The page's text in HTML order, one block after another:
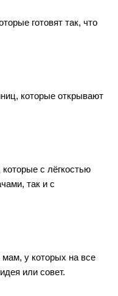
готовят так, что
которые открывают
с лёгкостью
так и с
у которых на все
или совет.